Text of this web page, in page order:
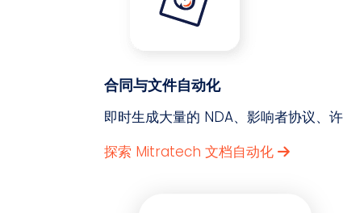
合同与文件自动化
即时生成大量的 NDA、影响者协议、
探索 Mitratech 文档自动化